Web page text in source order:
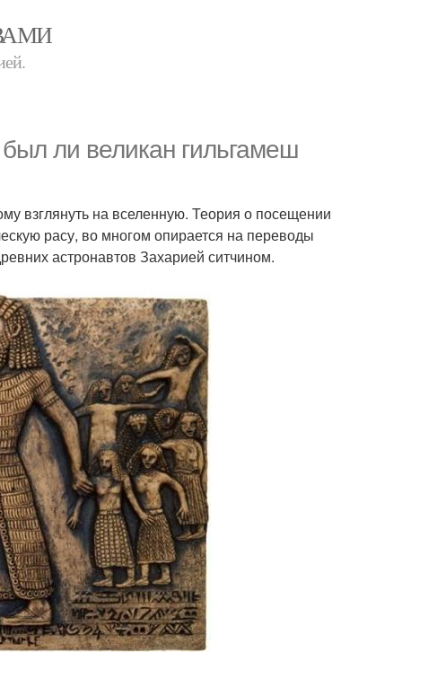
ли великан гильгамеш
взглянуть на вселенную. Теория о посещении
расу, во многом опирается на переводы
астронавтов Захарией ситчином.